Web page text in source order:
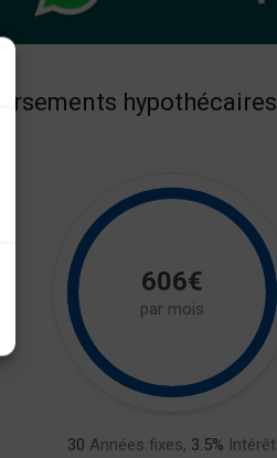
versements hypothécaires
606€
par mois
30 Années fixes, 3.5% Intérêt